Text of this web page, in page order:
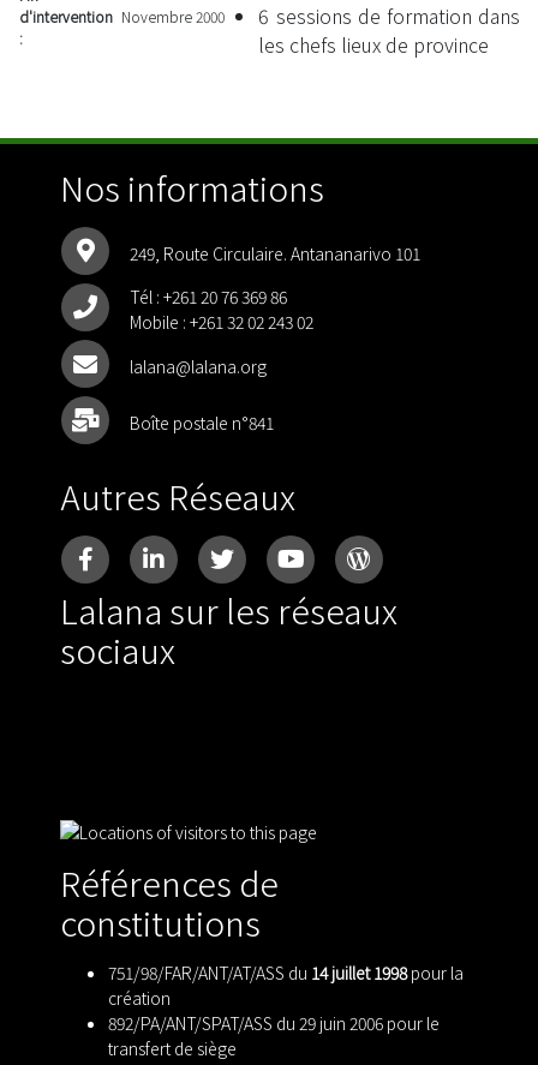
d'intervention
:
Novembre 2000
6 sessions de formation dans
les chefs lieux de province
Nos informations
249, Route Circulaire. Antananarivo 101
Tél : +261 20 76 369 86
Mobile : +261 32 02 243 02
lalana@lalana.org
Boîte postale n°841
Autres Réseaux
Lalana sur les réseaux
sociaux
Références de
constitutions
751/98/FAR/ANT/AT/ASS du 14 juillet 1998pour la
création
892/PA/ANT/SPAT/ASS du 29 juin 2006 pour le
transfert de siège